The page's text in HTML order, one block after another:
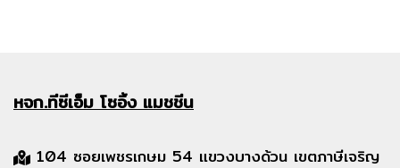
หจก.ทีซีเอ็มโซอิ้ง แมชชีน
104 ซอยเพชรเกษม 54 แขวงบางด้วน เขตภาษีเจริญ